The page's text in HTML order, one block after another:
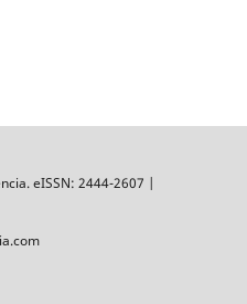
eISSN: 2444-2607 |